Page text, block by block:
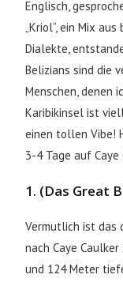
Englisch,
„Kriol“, ein Mix
Dialekte,
Belizians sind die
Menschen, denen
Karibikinsel ist
einen tollen Vibe!
3-4 Tage auf Caye
1. (Das Great
Vermutlich ist das
nach Caye
und 124 Meter